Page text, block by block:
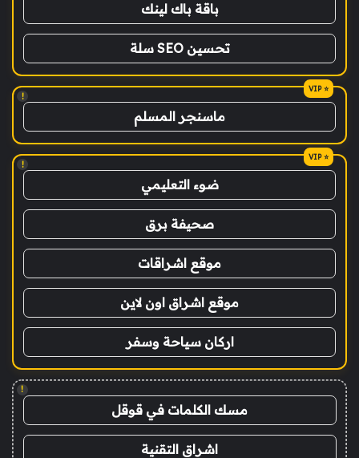
باقة باك لينك
تحسين SEO سلة
!
ماسنجر المسلم
!
ضوء التعليمي
صحيفة برق
موقع اشراقات
موقع اشراق اون لاين
اركان سياحة وسفر
!
مسك الكلمات في قوقل
اشراق التقنية